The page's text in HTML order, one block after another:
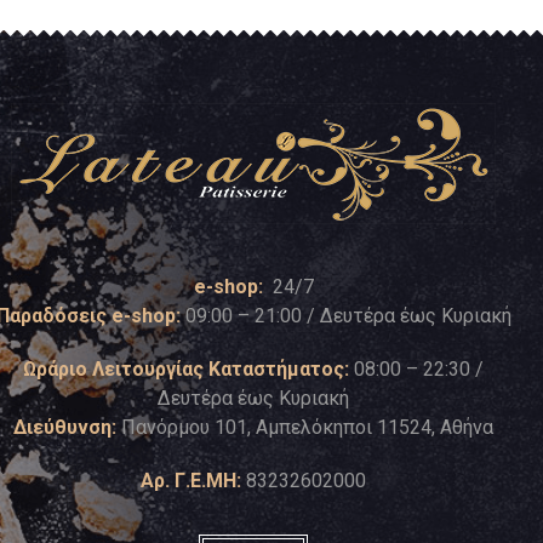
e-shop: 24/7
e-shop:09:00 – 21:00 / Δευτέρα έως Κυριακή
Ωράριο Λειτουργίας Καταστήματος: 08:00 – 22:30 /
Δευτέρα έως Κυριακή
Διεύθυνση: Πανόρμου 101, Αμπελόκηποι 11524, Αθήνα
Αρ. Γ.Ε.ΜΗ: 83232602000